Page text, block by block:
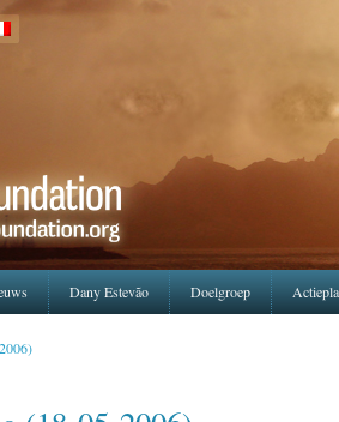
Dany Estevão Doelgroep